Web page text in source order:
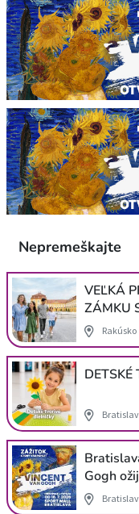
Nepremeškajte
VEĽKÁ
ZÁMKU
Rakúsko
DETSKÉ
Gogh